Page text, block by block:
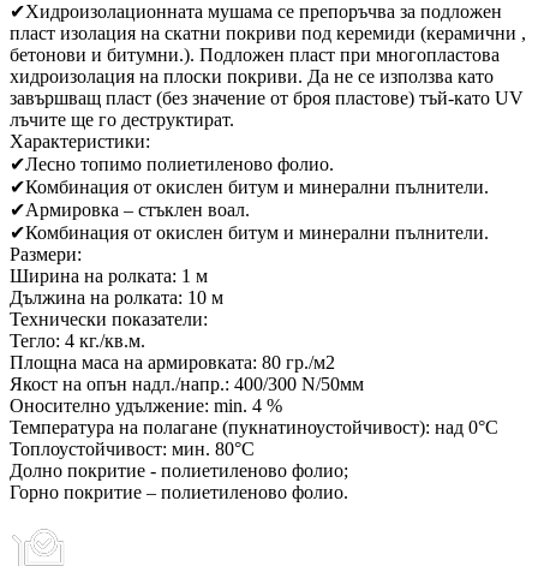
✔Хидроизолационната мушама се препоръчва за подложен
пласт изолация на скатни покриви под керемиди (керамични ,
бетонови и битумни.). Подложен пласт при многопластова
хидроизолация на плоски покриви. Да не се използва като
завършващ пласт (без значение от броя пластове) тъй-като UV
лъчите ще го деструктират.
Характеристики:
✔Лесно топимо полиетиленово фолио.
✔Комбинация от окислен битум и минерални пълнители.
✔Армировка – стъклен воал.
✔Комбинация от окислен битум и минерални пълнители.
Размери:
Ширина на ролката: 1 м
Дължина на ролката: 10 м
Технически показатели:
Тегло: 4 кг./кв.м.
Площна маса на армировката: 80 гр./м2
Якост на опън надл./напр.: 400/300 N/50мм
Оносително удължение: min. 4 %
Температура на полагане (пукнатиноустойчивост): над 0°C
Топлоустойчивост: мин. 80°C
Долно покритие - полиетиленово фолио;
Горно покритие – полиетиленово фолио.